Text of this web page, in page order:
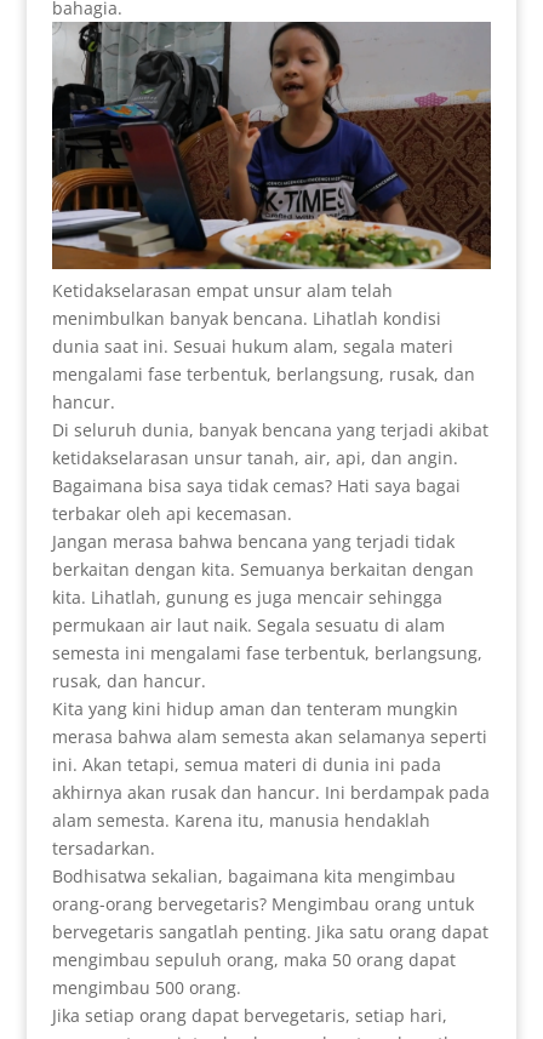
bahagia.
Ketidakselarasan empat unsur alam telah
menimbulkan banyak bencana. Lihatlah kondisi
dunia saat ini. Sesuai hukum alam, segala materi
mengalami fase terbentuk, berlangsung, rusak, dan
hancur.
Di seluruh dunia, banyak bencana yang terjadi akibat
ketidakselarasan unsur tanah, air, api, dan angin.
Bagaimana bisa saya tidak cemas? Hati saya bagai
terbakar oleh api kecemasan.
Jangan merasa bahwa bencana yang terjadi tidak
berkaitan dengan kita. Semuanya berkaitan dengan
kita. Lihatlah, gunung es juga mencair sehingga
permukaan air laut naik. Segala sesuatu di alam
semesta ini mengalami fase terbentuk, berlangsung,
rusak, dan hancur.
Kita yang kini hidup aman dan tenteram mungkin
merasa bahwa alam semesta akan selamanya seperti
ini. Akan tetapi, semua materi di dunia ini pada
akhirnya akan rusak dan hancur. Ini berdampak pada
alam semesta. Karena itu, manusia hendaklah
tersadarkan.
Bodhisatwa sekalian, bagaimana kita mengimbau
orang-orang bervegetaris? Mengimbau orang untuk
bervegetaris sangatlah penting. Jika satu orang dapat
mengimbau sepuluh orang, maka 50 orang dapat
mengimbau 500 orang.
Jika setiap orang dapat bervegetaris, setiap hari,